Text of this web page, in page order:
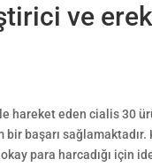
ve
hareket eden cialis 30
başarı
para harcadığı için